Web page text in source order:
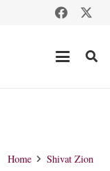
Home Shivat Zion